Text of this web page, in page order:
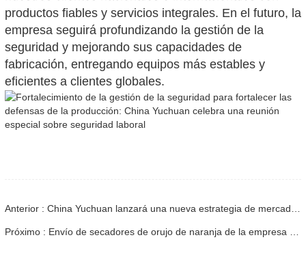
productos fiables y servicios integrales. En el futuro, la
empresa seguirá profundizando la gestión de la
seguridad y mejorando sus capacidades de
fabricación, entregando equipos más estables y
eficientes a clientes globales.